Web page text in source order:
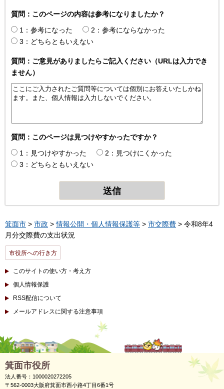
質問：このページの内容は参考になりましたか？
1：参考になった
2：参考にならなかった
3：どちらともいえない
質問：ご意見がありましたらご記入ください（URLは入力でき
ません）
質問：このページは見つけやすかったですか？
1：見つけやすかった
2：見つけにくかった
3：どちらともいえない
箕面市 > 市政 >情報公開・個人情報保護等 > 市交際費 > 令和8年4
月分交際費の支出状況
市役所への行き方
このサイトの使い方・考え方
個人情報保護
RSS配信について
メールアドレスに関する注意事項
箕面市役所
法人番号：1000020272205
〒562-0003大阪府箕面市西小路4丁目6番1号